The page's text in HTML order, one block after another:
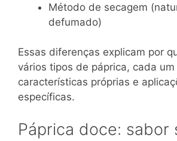
Método de secagem
defumado)
Essas diferenças explicam por
vários tipos de páprica, cada um
características próprias e
específicas.
Páprica doce: sabor